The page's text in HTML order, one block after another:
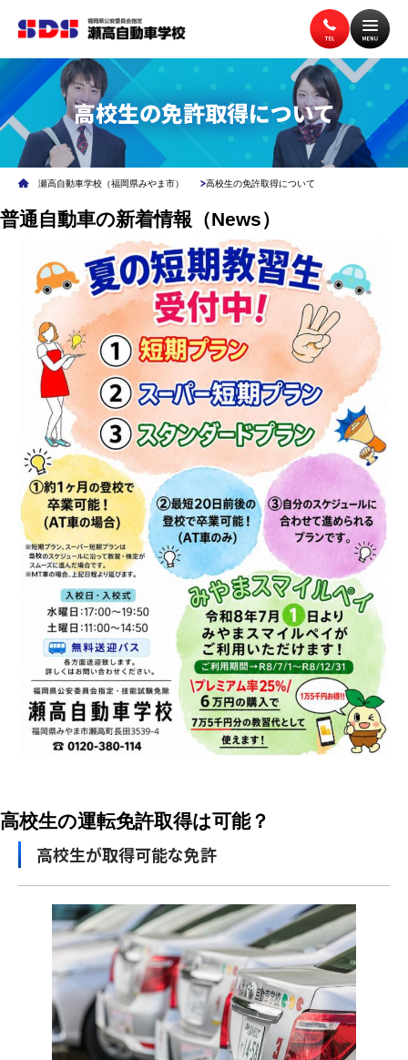
トップページ 入校案内
教習案内 講習案内
施設案内 アクセス
無料送迎バス よくある質問
企業安全運転研修 学校交通安全講習
教習生ページ
高校生の免許取得について
瀬高自動車学校（福岡県みやま市） 高校生の免許取得について
普通自動車の新着情報（News）
高校生の運転免許取得は可能？
高校生が取得可能な免許